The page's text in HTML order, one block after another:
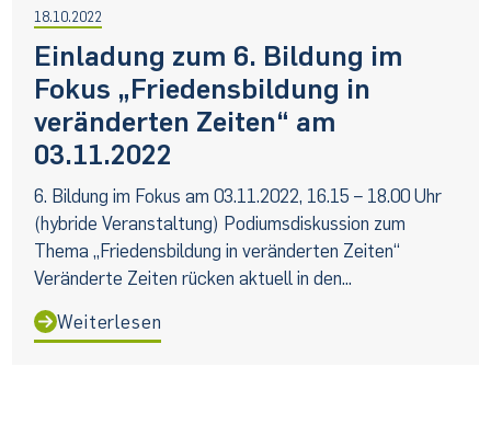
18.10.2022
Einladung zum 6. Bildung im
Fokus „Friedensbildung in
veränderten Zeiten“ am
03.11.2022
6. Bildung im Fokus am 03.11.2022, 16.15 – 18.00 Uhr
(hybride Veranstaltung) Podiumsdiskussion zum
Thema „Friedensbildung in veränderten Zeiten“
Veränderte Zeiten rücken aktuell in den...
Weiterlesen